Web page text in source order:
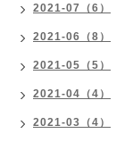
2021-07（6）
2021-06（8）
2021-05（5）
2021-04（4）
2021-03（4）